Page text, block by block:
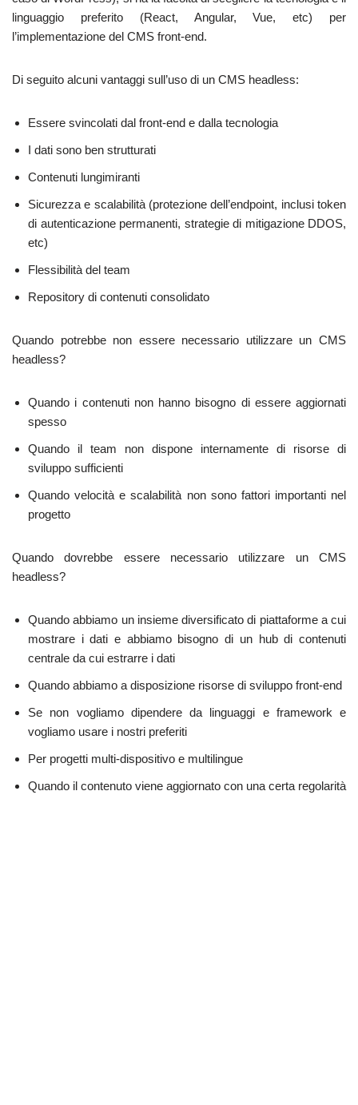
linguaggio preferito (React, Angular, Vue, etc) per
l’implementazione del CMS front-end.
Di seguito alcuni vantaggi sull’uso di un CMS headless:
Essere svincolati dal front-end e dalla tecnologia
I dati sono ben strutturati
Contenuti lungimiranti
Sicurezza e scalabilità (protezione dell’endpoint, inclusi token
di autenticazione permanenti, strategie di mitigazione DDOS,
etc)
Flessibilità del team
Repository di contenuti consolidato
Quando potrebbe non essere necessario utilizzare un CMS
headless?
Quando i contenuti non hanno bisogno di essere aggiornati
spesso
Quando il team non dispone internamente di risorse di
sviluppo sufficienti
Quando velocità e scalabilità non sono fattori importanti nel
progetto
Quando dovrebbe essere necessario utilizzare un CMS
headless?
Quando abbiamo un insieme diversificato di piattaforme a cui
mostrare i dati e abbiamo bisogno di un hub di contenuti
centrale da cui estrarre i dati
Quando abbiamo a disposizione risorse di sviluppo front-end
Se non vogliamo dipendere da linguaggi e framework e
vogliamo usare i nostri preferiti
Per progetti multi-dispositivo e multilingue
Quando il contenuto viene aggiornato con una certa regolarità